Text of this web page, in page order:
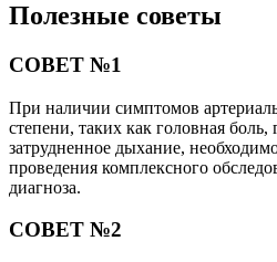
Полезные советы
СОВЕТ №1
При наличии симптомов
степени, таких как головная
затрудненное дыхание,
проведения комплексного
диагноза.
СОВЕТ №2